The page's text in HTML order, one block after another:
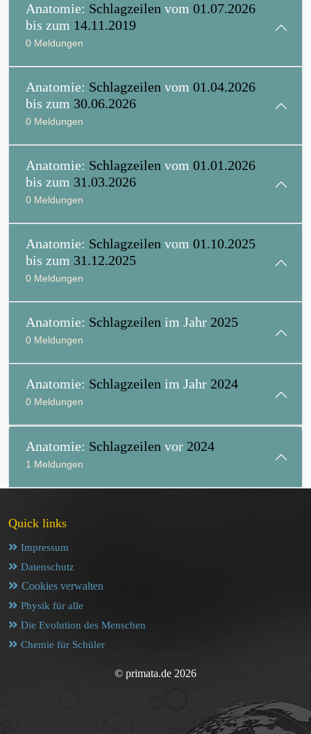
Anatomie: Schlagzeilen vom 01.07.2026
bis zum 14.11.2019
0 Meldungen
Anatomie: Schlagzeilen vom 01.04.2026
bis zum 30.06.2026
0 Meldungen
Anatomie: Schlagzeilen vom 01.01.2026
bis zum 31.03.2026
0 Meldungen
Anatomie: Schlagzeilen vom 01.10.2025
bis zum 31.12.2025
0 Meldungen
Anatomie: Schlagzeilen im Jahr 2025
0 Meldungen
Anatomie: Schlagzeilen im Jahr 2024
0 Meldungen
Anatomie: Schlagzeilen vor 2024
1 Meldungen
Quick links
Impressum
Datenschutz
Cookies verwalten
Physik für alle
Die Evolution des Menschen
Chemie für Schüler
© primata.de 2026